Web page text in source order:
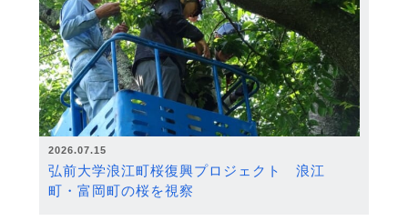
2026.07.15
弘前大学浪江町桜復興プロジェクト 浪江
町・富岡町の桜を視察